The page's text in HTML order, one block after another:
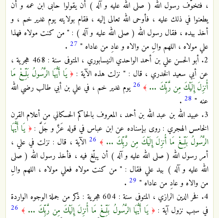
، فتخوّف رسول الله ( صلى الله عليه و آله ) أن يقولوا حابى ابن عمه و أن
يطعنوا في ذلك عليه ، فأوحى الله تعالى إليه ، فقام بولايته يوم غدير خم ، و
أخذ بيده ، فقال رسول الله ( صلى الله عليه و آله ) : " من كنت مولاه فهذا
علي مولاه ، اللهم والِ من والاه و عادِ من عاداه " 27
.
2. أبو الحسن علي بن أحمد الواحدي النيسابوري ، المتوفى سنة : 468 هجرية ،
عن أبي سعيد الخدري ، قال : " نزلت هذه الآية : ﴿ يَا أَيُّهَا الرَّسُولُ بَلِّغْ مَا
أُنزِلَ إِلَيْكَ مِن رَّبِّكَ ... ﴾ 26 يوم غدير خم ، في علي بن أبي طالب رضي الله
عنه " 28
.
3. عبيد الله بن عبد الله بن أحمد ، المعروف بالحاكم الحسكاني من أعلام القرن
الخامس الهجري : روى بإسناده عن ابن عباس في قوله عَزَّ و جَلَّ :﴿ يَا أَيُّهَا
الرَّسُولُ بَلِّغْ مَا أُنزِلَ إِلَيْكَ مِن رَّبِّكَ ... ﴾ 26 الآية ، قال : نزلت في علي ،
أمر رسول الله ( صلى الله عليه و آله ) أن يبلّغ فيه ، فأخذ رسول الله ( صلى
الله عليه و آله ) بيد علي فقال : " من كنت مولاه فعلي مولاه ، اللهم والِ
من والاه و عادِ من عاداه " 29
.
4. فخر الدين الرازي ، المتوفى سنة : 604 هجرية : ذكر من جملة الوجوه الواردة
في سبب نزول آية :﴿ يَا أَيُّهَا الرَّسُولُ بَلِّغْ مَا أُنزِلَ إِلَيْكَ مِن رَّبِّكَ ... ﴾ 26